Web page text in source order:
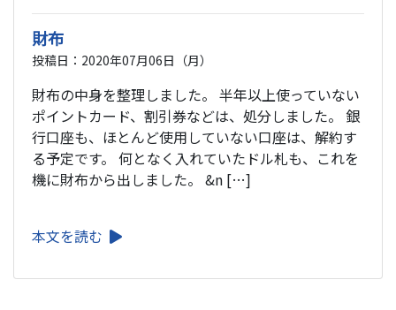
財布
投稿日：2020年07月06日（月）
財布の中身を整理しました。 半年以上使っていない
ポイントカード、割引券などは、処分しました。 銀
行口座も、ほとんど使用していない口座は、解約す
る予定です。 何となく入れていたドル札も、これを
機に財布から出しました。 &n […]
本文を読む